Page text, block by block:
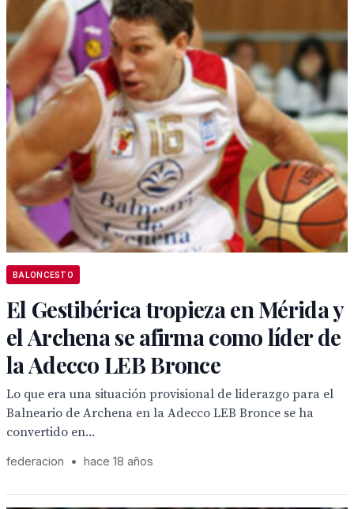
BALONCESTO
El Gestibérica tropieza en Mérida y
el Archena se afirma como líder de
la Adecco LEB Bronce
Lo que era una situación provisional de liderazgo para el
Balneario de Archena en la Adecco LEB Bronce se ha
convertido en...
federacion • hace 18 años